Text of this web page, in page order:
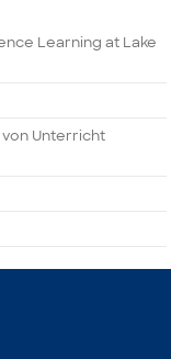
Learning at Lake
von Unterricht